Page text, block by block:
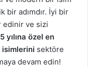
bir adımdır. İyi bir
edinir ve sizi
yılına özel en
isimlerini sektöre
devam edin!